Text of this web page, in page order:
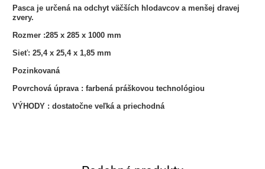
Pasca je určená na odchyt väčších hlodavcov a menšej dravej
zvery.
Rozmer :285 x 285 x 1000 mm
Sieť: 25,4 x 25,4 x 1,85 mm
Pozinkovaná
Povrchová úprava : farbená práškovou technológiou
VÝHODY : dostatočne veľká a priechodná